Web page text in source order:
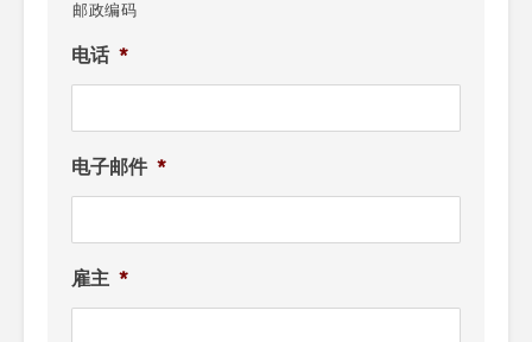
邮政编码
电话 *
电子邮件 *
雇主 *